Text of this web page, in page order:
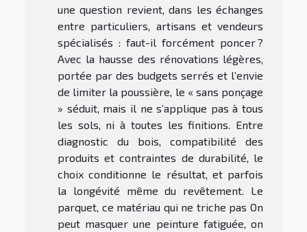
une question revient, dans les échanges
entre particuliers, artisans et vendeurs
spécialisés : faut-il forcément poncer ?
Avec la hausse des rénovations légères,
portée par des budgets serrés et l’envie
de limiter la poussière, le « sans ponçage
» séduit, mais il ne s’applique pas à tous
les sols, ni à toutes les finitions. Entre
diagnostic du bois, compatibilité des
produits et contraintes de durabilité, le
choix conditionne le résultat, et parfois
la longévité même du revêtement. Le
parquet, ce matériau qui ne triche pas On
peut masquer une peinture fatiguée, on